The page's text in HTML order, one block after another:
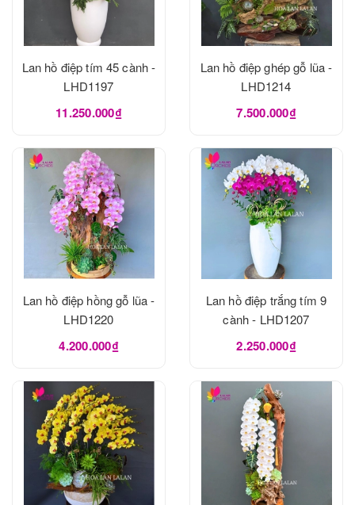
Lan hồ điệp tím 45 cành -
LHD1197
11.250.000₫
Lan hồ điệp ghép gỗ lũa -
LHD1214
7.500.000₫
Lan hồ điệp hồng gỗ lũa -
LHD1220
4.200.000₫
Lan hồ điệp trắng tím 9
cành - LHD1207
2.250.000₫